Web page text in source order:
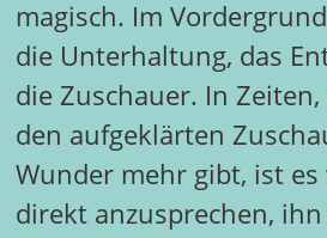
magisch. Im
die Unterhaltung, das
die Zuschauer. In
den aufgeklärten
Wunder mehr gibt, ist
direkt anzusprechen, ihn